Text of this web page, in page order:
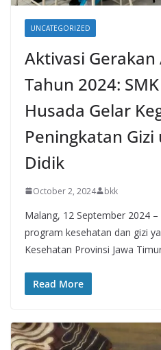
UNCATEGORIZED
Aktivasi Gerakan
Tahun 2024:
Husada Gelar
Peningkatan
Didik
October 2, 2024 bkk
Malang, 12 September 2024
program kesehatan dan gizi
Kesehatan Provinsi Jawa
Read More